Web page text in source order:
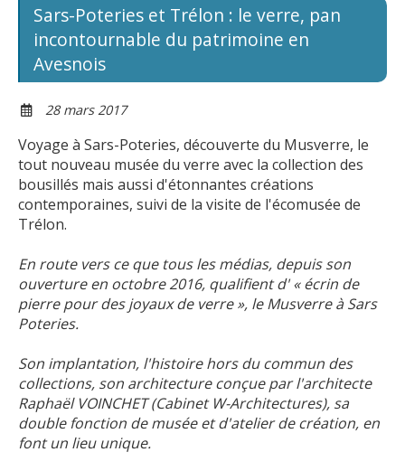
Sars-Poteries et Trélon : le verre, pan
incontournable du patrimoine en
Avesnois
28 mars 2017
Voyage à Sars-Poteries, découverte du Musverre, le
tout nouveau musée du verre avec la collection des
bousillés mais aussi d'étonnantes créations
contemporaines, suivi de la visite de l'écomusée de
Trélon.
En route vers ce que tous les médias, depuis son
ouverture en octobre 2016, qualifient d' « écrin de
pierre pour des joyaux de verre », le Musverre à Sars
Poteries.
Son implantation, l'histoire hors du commun des
collections, son architecture conçue par l'architecte
Raphaël VOINCHET (Cabinet W-Architectures), sa
double fonction de musée et d'atelier de création, en
font un lieu unique.